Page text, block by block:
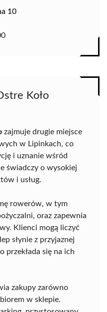
10
Koło
zajmuje drugie miejsce
w Lipinkach, co
i uznanie wśród
świadczy o wysokiej
i usług.
rowerów, w tym
oraz zapewnia
Klienci mogą liczyć
słynie z przyjaznej
przekłada się na ich
zakupy zarówno
w sklepie.